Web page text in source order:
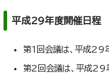
平成29年度開催日程
第1回会議は、平成29
第2回会議は、平成29